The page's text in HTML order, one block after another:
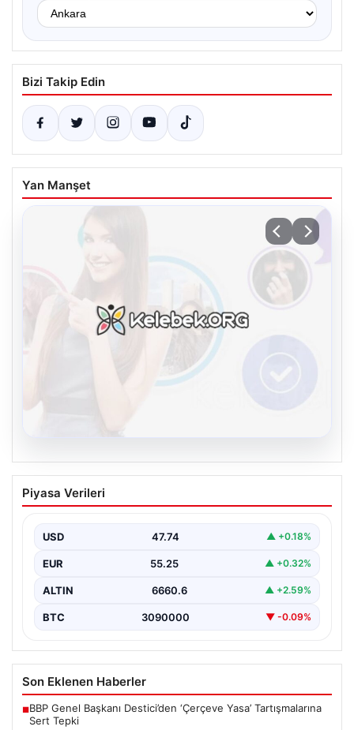
Bizi Takip Edin
Yan Manşet
Kelebek.Org İle Çevrim içi İletişimin
Sertifikalı Adresi Ve Muhabbet
Sanal ortamında insanların kaliteli bir biçimde bağlantı
birçok…
Piyasa Verileri
USD 47.74 ▲ +0.18%
EUR 55.25 ▲ +0.32%
ALTIN 6660.6 ▲ +2.59%
BTC 3090000 ▼ -0.09%
Son Eklenen Haberler
■BBP Genel Başkanı Destici’den ‘Çerçeve Yasa’ Tartışmalarına
Sert Tepki